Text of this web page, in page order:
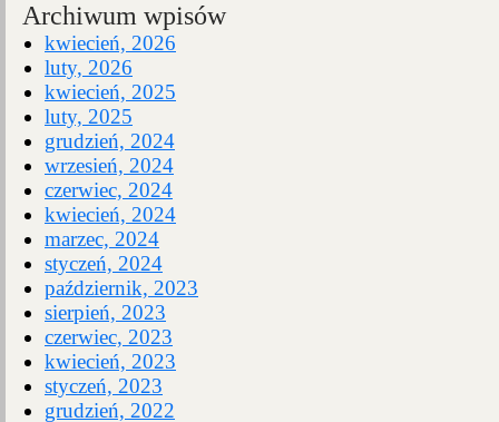
Archiwum wpisów
kwiecień, 2026
luty, 2026
kwiecień, 2025
luty, 2025
grudzień, 2024
wrzesień, 2024
czerwiec, 2024
kwiecień, 2024
marzec, 2024
styczeń, 2024
październik, 2023
sierpień, 2023
czerwiec, 2023
kwiecień, 2023
styczeń, 2023
grudzień, 2022